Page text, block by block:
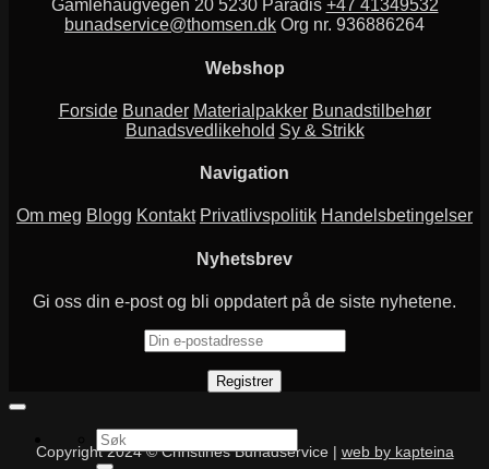
Gamlehaugvegen 20 5230 Paradis +47 41349532
bunadservice@thomsen.dk Org nr. 936886264
Webshop
Forside Bunader Materialpakker Bunadstilbehør
Bunadsvedlikehold Sy & Strikk
Navigation
Om meg Blogg Kontakt Privatlivspolitik Handelsbetingelser
Nyhetsbrev
Gi oss din e-post og bli oppdatert på de siste nyhetene.
Copyright 2024 © Christines Bunadservice | web by kapteina
Søk
etter: